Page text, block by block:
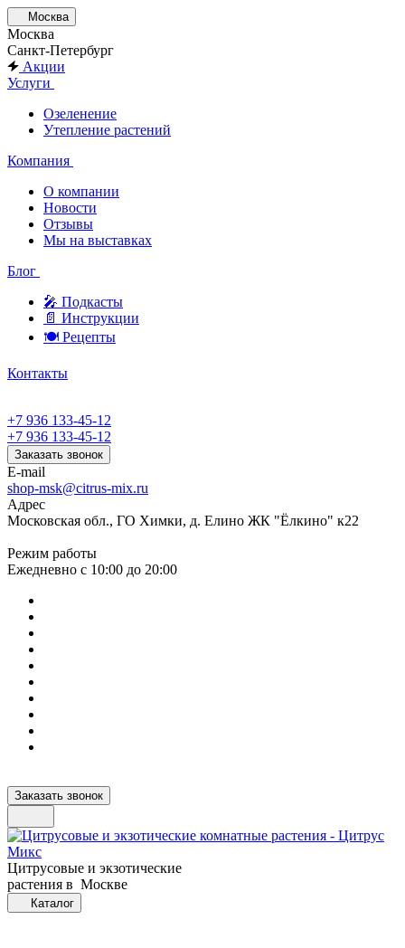
Москва
Москва
Санкт-Петербург
Акции
Услуги
Озеленение
Утепление растений
Компания
О компании
Новости
Отзывы
Мы на выставках
Блог
🎤︎︎ Подкасты
📄 Инструкции
🍽 Рецепты
Контакты
+7 936 133-45-12
+7 936 133-45-12
Заказать звонок
E-mail
shop-msk@citrus-mix.ru
Адрес
Московская обл., ГО Химки, д. Елино ЖК "Ёлкино" к22
Режим работы
Ежедневно с 10:00 до 20:00
Заказать звонок
Цитрусовые и экзотические
растения в Москве
Каталог